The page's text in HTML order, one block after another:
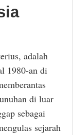
n
adalah
1980-an di
di luar
sebagai
sejarah